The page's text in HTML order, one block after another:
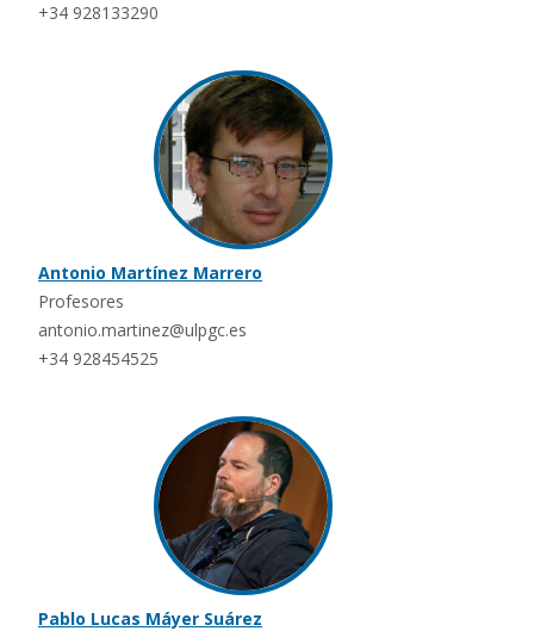
+34 928133290
Antonio Martínez Marrero
Profesores
antonio.martinez@ulpgc.es
+34 928454525
Pablo Lucas Máyer Suárez